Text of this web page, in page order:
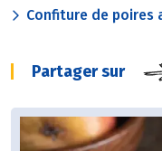
Confiture de poires
Partager sur